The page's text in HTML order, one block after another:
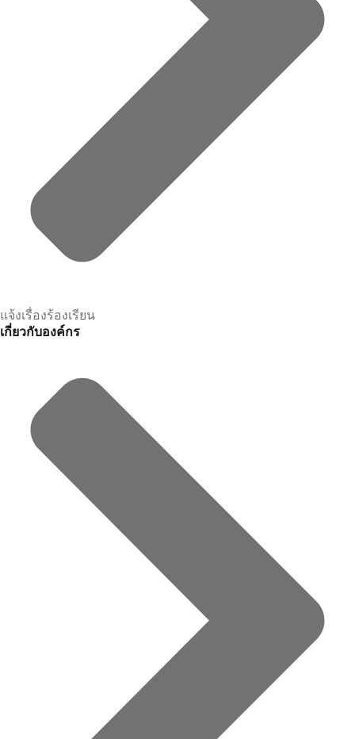
แจ้งเรื่องร้องเรียน
เกี่ยวกับองค์กร